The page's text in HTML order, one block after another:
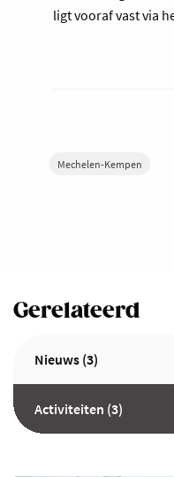
ligt vooraf vast via
Mechelen-Kempen
Gerelateerd
Nieuws (3)
Activiteiten (3)